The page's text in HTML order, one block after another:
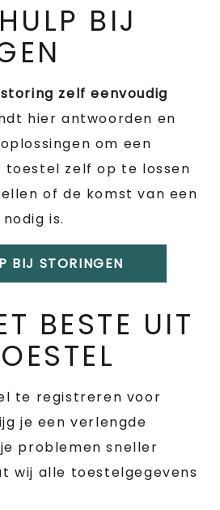
BIJ
storing zelf eenvoudig
hier antwoorden en
om een
toestel zelf op te lossen
of de komst van een
is.
BIJ STORINGEN
BESTE UIT
te registreren voor
je een verlengde
problemen sneller
wij alle toestelgegevens